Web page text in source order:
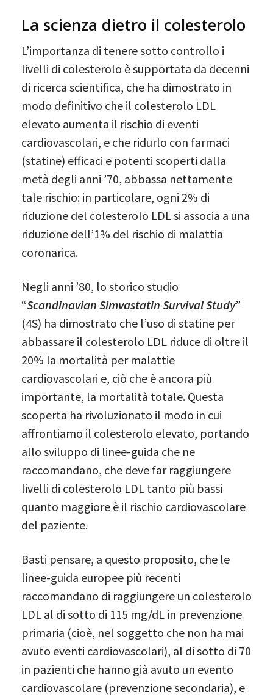
La scienza dietro il colesterolo
L’importanza di tenere sotto controllo i
livelli di colesterolo è supportata da decenni
di ricerca scientifica, che ha dimostrato in
modo definitivo che il colesterolo LDL
elevato aumenta il rischio di eventi
cardiovascolari, e che ridurlo con farmaci
(statine) efficaci e potenti scoperti dalla
metà degli anni ’70, abbassa nettamente
tale rischio: in particolare, ogni 2% di
riduzione del colesterolo LDL si associa a una
riduzione dell’1% del rischio di malattia
coronarica.
Negli anni ’80, lo storico studio
“Scandinavian Simvastatin Survival Study”
(4S) ha dimostrato che l’uso di statine per
abbassare il colesterolo LDL riduce di oltre il
20% la mortalità per malattie
cardiovascolari e, ciò che è ancora più
importante, la mortalità totale. Questa
scoperta ha rivoluzionato il modo in cui
affrontiamo il colesterolo elevato, portando
allo sviluppo di linee-guida che ne
raccomandano, che deve far raggiungere
livelli di colesterolo LDL tanto più bassi
quanto maggiore è il rischio cardiovascolare
del paziente.
Basti pensare, a questo proposito, che le
linee-guida europee più recenti
raccomandano di raggiungere un colesterolo
LDL al di sotto di 115 mg/dL in prevenzione
primaria (cioè, nel soggetto che non ha mai
avuto eventi cardiovascolari), al di sotto di 70
in pazienti che hanno già avuto un evento
cardiovascolare (prevenzione secondaria), e